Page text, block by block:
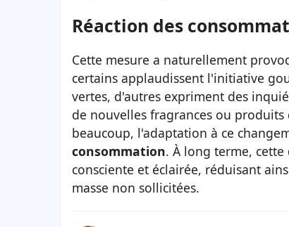
Réaction des
Cette mesure a naturellement
certains applaudissent l'initiative
vertes, d'autres expriment des
de nouvelles fragrances ou
beaucoup, l'adaptation à ce
consommation. À long terme,
consciente et éclairée, réduisant
masse non sollicitées.